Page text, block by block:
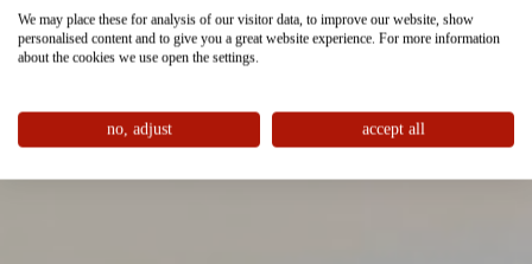
We may place these for analysis of our visitor data, to improve our website, show
personalised content and to give you a great website experience. For more information
about the cookies we use open the settings.
no, adjust accept all